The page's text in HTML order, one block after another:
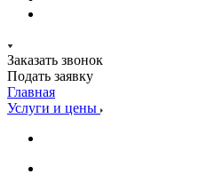
Заказать звонок
Подать заявку
Главная
Услуги и цены